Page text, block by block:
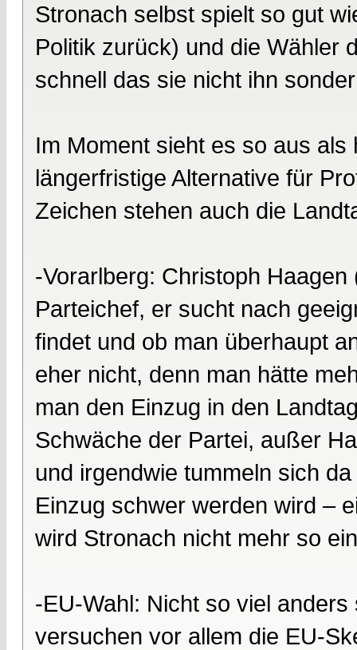
Stronach selbst spielt so gut
Politik zurück) und die Wähler
schnell das sie nicht ihn
Im Moment sieht es so aus
längerfristige Alternative für
Zeichen stehen auch die
-Vorarlberg: Christoph
Parteichef, er sucht nach
findet und ob man überhaupt
eher nicht, denn man hätte
man den Einzug in den
Schwäche der Partei, außer
und irgendwie tummeln sich
Einzug schwer werden wird –
wird Stronach nicht mehr so
-EU-Wahl: Nicht so viel
versuchen vor allem die EU-